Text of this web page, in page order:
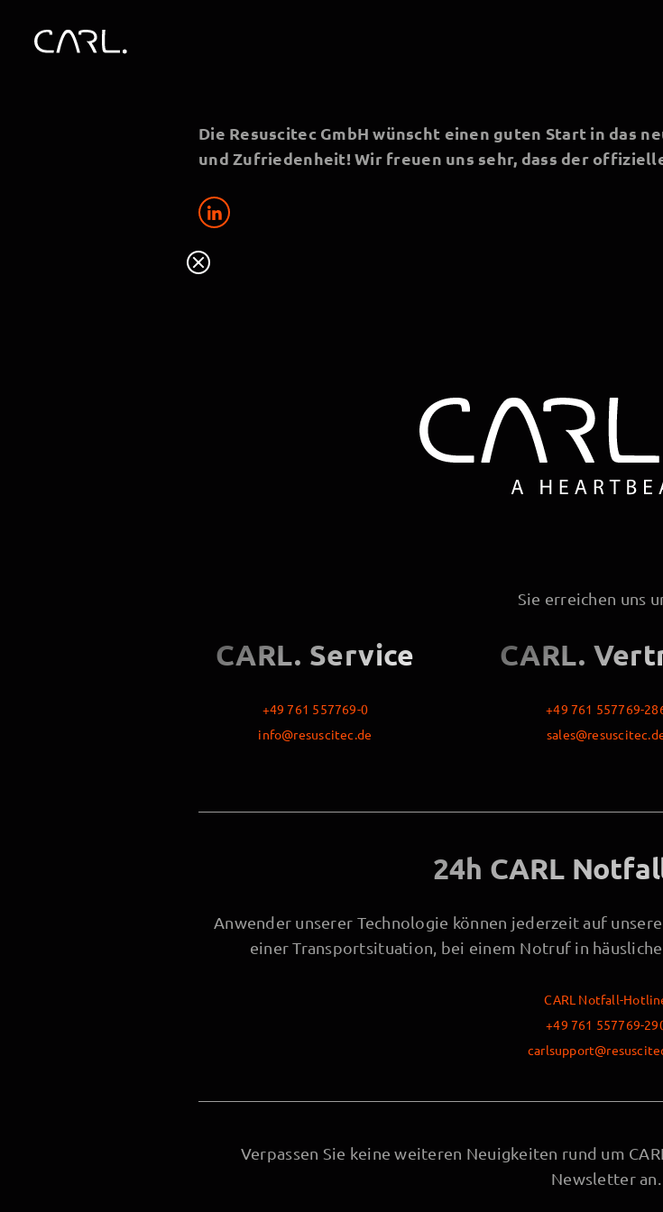
Die Resuscitec GmbH wünscht einen guten Start in das
und Zufriedenheit! Wir freuen uns sehr, dass der
Sie erreichen uns
CARL. Service
+49 761 557769-0
info@resuscitec.de
CARL.
+49 761 557769-
24h CARL
Anwender unserer Technologie können jederzeit auf
einer Transportsituation, bei einem Notruf in
CARL Notfall-
+49 761 557769-
Verpassen Sie keine weiteren Neuigkeiten rund um
Newsletter an.